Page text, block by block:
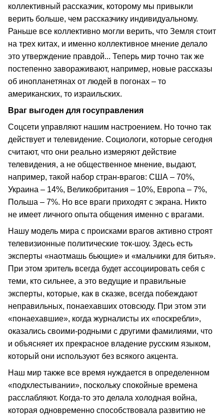
коллективный рассказчик, которому мы привыкли
верить больше, чем рассказчику индивидуальному.
Раньше все коллективно могли верить, что Земля стоит
на трех китах, и именно коллективное мнение делало
это утверждение правдой... Теперь мир точно так же
постепенно завораживают, например, новые рассказы
об инопланетянах от людей в погонах – то
американских, то израильских.
Враг выгоден для госуправления
Соцсети управляют нашим настроением. Но точно так
действует и телевидение. Социологи, которые сегодня
считают, что они реально измеряют действие
телевидения, а не общественное мнение, выдают,
например, такой набор стран-врагов: США – 70%,
Украина – 14%, Великобритания – 10%, Европа – 7%,
Польша – 7%. Но все враги приходят с экрана. Никто
не имеет личного опыта общения именно с врагами.
Нашу модель мира с происками врагов активно строят
телевизионные политические ток-шоу. Здесь есть
эксперты «наотмашь бьющие» и «мальчики для битья».
При этом зритель всегда будет ассоциировать себя с
теми, кто сильнее, а это ведущие и правильные
эксперты, которые, как в сказке, всегда побеждают
неправильных, понаехавших отовсюду. При этом эти
«понаехавшие», когда журналисты их «поскребли»,
оказались своими-родными с другими фамилиями, что
и объясняет их прекрасное владение русским языком,
который они используют без всякого акцента.
Наш мир также все время нуждается в определенном
«подхлестывании», поскольку спокойные времена
расслабляют. Когда-то это делала холодная война,
которая одновременно способствовала развитию не